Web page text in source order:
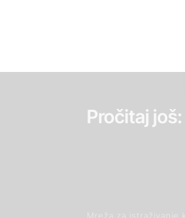
Pročitaj još:
Mreža za istraživanje